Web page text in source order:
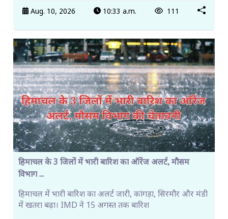
Aug. 10, 2026 10:33 a.m. 111
हिमाचल के 3 जिलों में भारी बारिश का ऑरेंज अलर्ट, मौसम
विभाग ...
हिमाचल में भारी बारिश का अलर्ट जारी, कांगड़ा, सिरमौर और मंडी
में खतरा बढ़ा। IMD ने 15 अगस्त तक बारिश